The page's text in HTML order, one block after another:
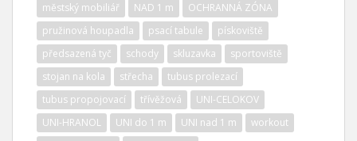
městský mobiliář
NAD 1 m
OCHRANNÁ ZÓNA
pružinová houpadla
psací tabule
pískoviště
předsazená tyč
schody skluzavka
sportoviště
stojan na kola
střecha
tubus prolezací
tubus propojovací
třívěžová
UNI-CELOKOV
UNI-HRANOL
UNI do 1 m UNI nad 1 m
workout